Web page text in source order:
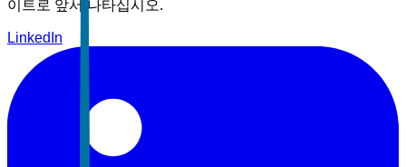
이트로 앞서 나타십시오.
LinkedIn